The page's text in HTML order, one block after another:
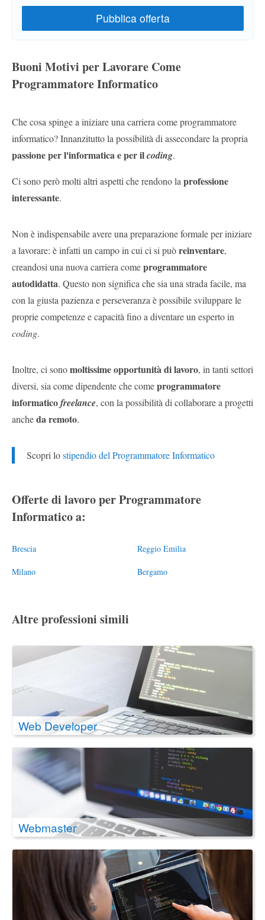
Buoni Motivi per Lavorare Come
Programmatore Informatico
Che cosa spinge a iniziare una carriera come programmatore
informatico? Innanzitutto la possibilità di assecondare la propria
passione per l'informatica e per ilcoding.
Ci sono però molti altri aspetti che rendono la professione
interessante.
Non è indispensabile avere una preparazione formale per iniziare
a lavorare: è infatti un campo in cui ci si puòreinventare,
creandosi una nuova carriera comeprogrammatore
autodidatta. Questo non significa che sia una strada facile, ma
con la giusta pazienza e perseveranza è possibile sviluppare le
proprie competenze e capacità fino a diventare un esperto in
coding.
Inoltre, ci sonomoltissime opportunità di lavoro, in tanti settori
diversi, sia come dipendente che comeprogrammatore
informaticofreelance, con la possibilità di collaborare a progetti
ancheda remoto.
Scopri lostipendio del Programmatore Informatico
Offerte di lavoro per Programmatore
Informatico a:
Brescia
Milano
Reggio Emilia
Bergamo
Altre professioni simili
Web Developer
Webmaster